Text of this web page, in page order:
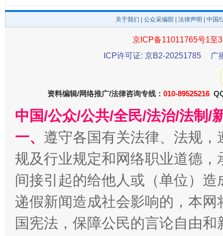
千年窑火 生生不息 一
关于我们 公众采编部 法律声明 | 中国
京ICP备11011765号1至
ICP许可证: 京B2-20251785
广
资料编辑/网络推广/法律咨询专线： 010-89525216
中国/公众/公共/全民/法治/法制/
一、 遵守各国有关法律、法规
规及行业规定和网络职业道德
间接引起的给他人或（单位）
递假新闻造成社会影响的，本
国宪法，保障公民的言论自由